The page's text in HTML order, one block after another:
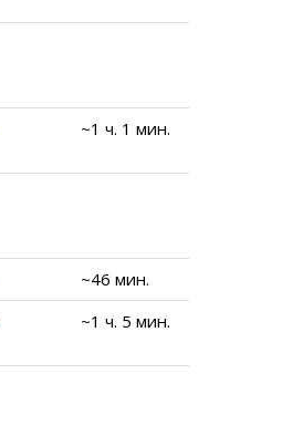
~1 ч. 1 мин.
~46 мин.
~1 ч. 5 мин.